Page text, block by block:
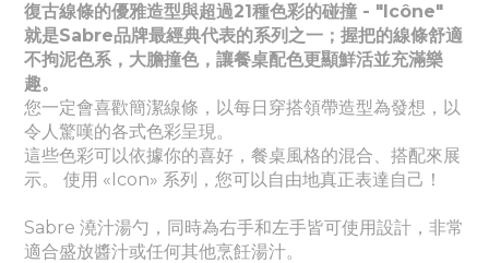
復古線條的優雅造型與超過21種色彩的碰撞 - "Icône"
就是Sabre品牌最經典代表的系列之一；握把的線條舒適
不拘泥色系，大膽撞色，讓餐桌配色更顯鮮活並充滿樂
趣。
您一定會喜歡簡潔線條，以每日穿搭領帶造型為發想，以
令人驚嘆的各式色彩呈現。
這些色彩可以依據你的喜好，餐桌風格的混合、搭配來展
示。 使用 «Icon» 系列，您可以自由地真正表達自己！
Sabre 澆汁湯勺，同時為右手和左手皆可使用設計，非常
適合盛放醬汁或任何其他烹飪湯汁。